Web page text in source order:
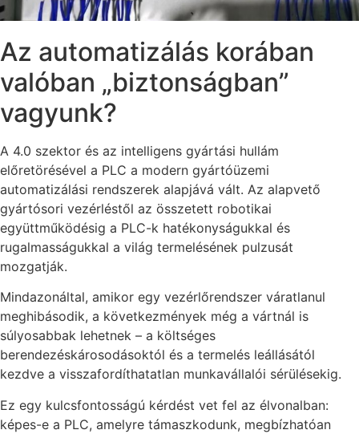
Az automatizálás korában
valóban „biztonságban”
vagyunk?
A 4.0 szektor és az intelligens gyártási hullám
előretörésével a PLC a modern gyártóüzemi
automatizálási rendszerek alapjává vált. Az alapvető
gyártósori vezérléstől az összetett robotikai
együttműködésig a PLC-k hatékonyságukkal és
rugalmasságukkal a világ termelésének pulzusát
mozgatják.
Mindazonáltal, amikor egy vezérlőrendszer váratlanul
meghibásodik, a következmények még a vártnál is
súlyosabbak lehetnek – a költséges
berendezéskárosodásoktól és a termelés leállásától
kezdve a visszafordíthatatlan munkavállalói sérülésekig.
Ez egy kulcsfontosságú kérdést vet fel az élvonalban:
képes-e a PLC, amelyre támaszkodunk, megbízhatóan